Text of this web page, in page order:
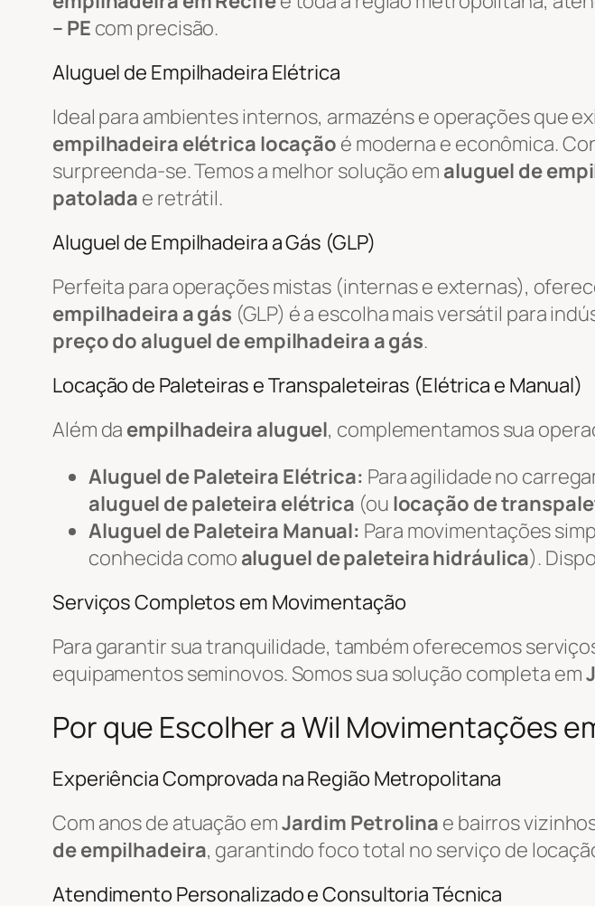
– PE com precisão.
Aluguel de Empilhadeira Elétrica
Ideal para ambientes internos, armazéns e operações que
empilhadeira elétrica locação é moderna e econômica.
surpreenda-se. Temos a melhor solução em aluguel de
patolada e retrátil.
Aluguel de Empilhadeira a Gás (GLP)
Perfeita para operações mistas (internas e externas),
empilhadeira a gás (GLP) é a escolha mais versátil para
preço do aluguel de empilhadeira a gás.
Locação de Paleteiras e Transpaleteiras (Elétrica e Manual)
Além da empilhadeira aluguel, complementamos sua
Aluguel de Paleteira Elétrica: Para agilidade no
aluguel de paleteira elétrica (ou locação de
Aluguel de Paleteira Manual: Para movimentações
conhecida como aluguel de paleteira hidráulica).
Serviços Completos em Movimentação
Para garantir sua tranquilidade, também oferecemos
equipamentos seminovos. Somos sua solução completa em
Por que Escolher a Wil Movimentações
Experiência Comprovada na Região Metropolitana
Com anos de atuação emJardim Petrolina e bairros
de empilhadeira, garantindo foco total no serviço de
Atendimento Personalizado e Consultoria Técnica